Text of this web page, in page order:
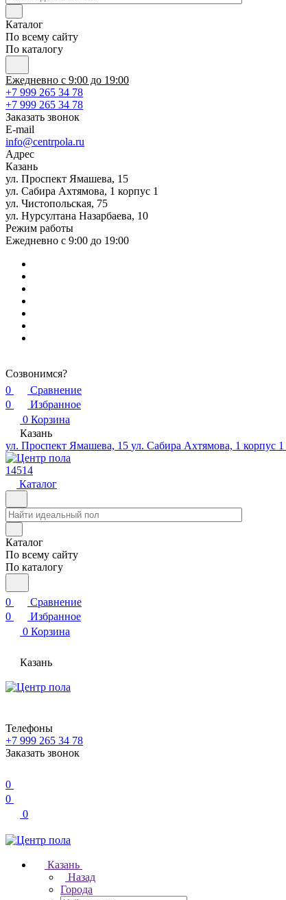
Каталог
По всему сайту
По каталогу
Ежедневно с 9:00 до 19:00
+7 999 265 34 78
+7 999 265 34 78
Заказать звонок
E-mail
info@centrpola.ru
Адрес
Казань
ул. Проспект Ямашева, 15
ул. Сабира Ахтямова, 1 корпус 1
ул. Чистопольская, 75
ул. Нурсултана Назарбаева, 10
Режим работы
Ежедневно с 9:00 до 19:00
Созвонимся?
0
Сравнение
0
Избранное
0 Корзина
Казань
ул. Проспект Ямашева, 15 ул. Сабира Ахтямова, 1 корпус 1
14514
Каталог
Каталог
По всему сайту
По каталогу
0
Сравнение
0
Избранное
0 Корзина
Казань
Телефоны
+7 999 265 34 78
Заказать звонок
0
0
0
Казань
Назад
Города